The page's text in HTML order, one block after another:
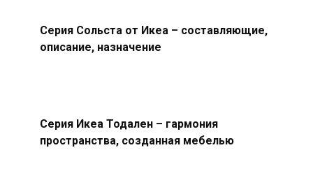
Серия Сольста от Икеа – составляющие,
описание, назначение
Серия Икеа Тодален – гармония
пространства, созданная мебелью